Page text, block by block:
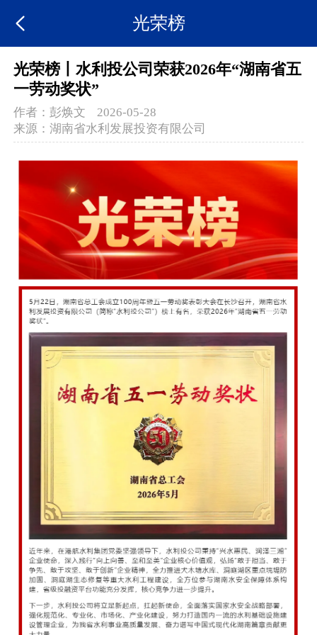
光荣榜
光荣榜丨水利投公司荣获2026年“湖南省五
一劳动奖状”
作者：彭焕文
2026-05-28
来源：湖南省水利发展投资有限公司